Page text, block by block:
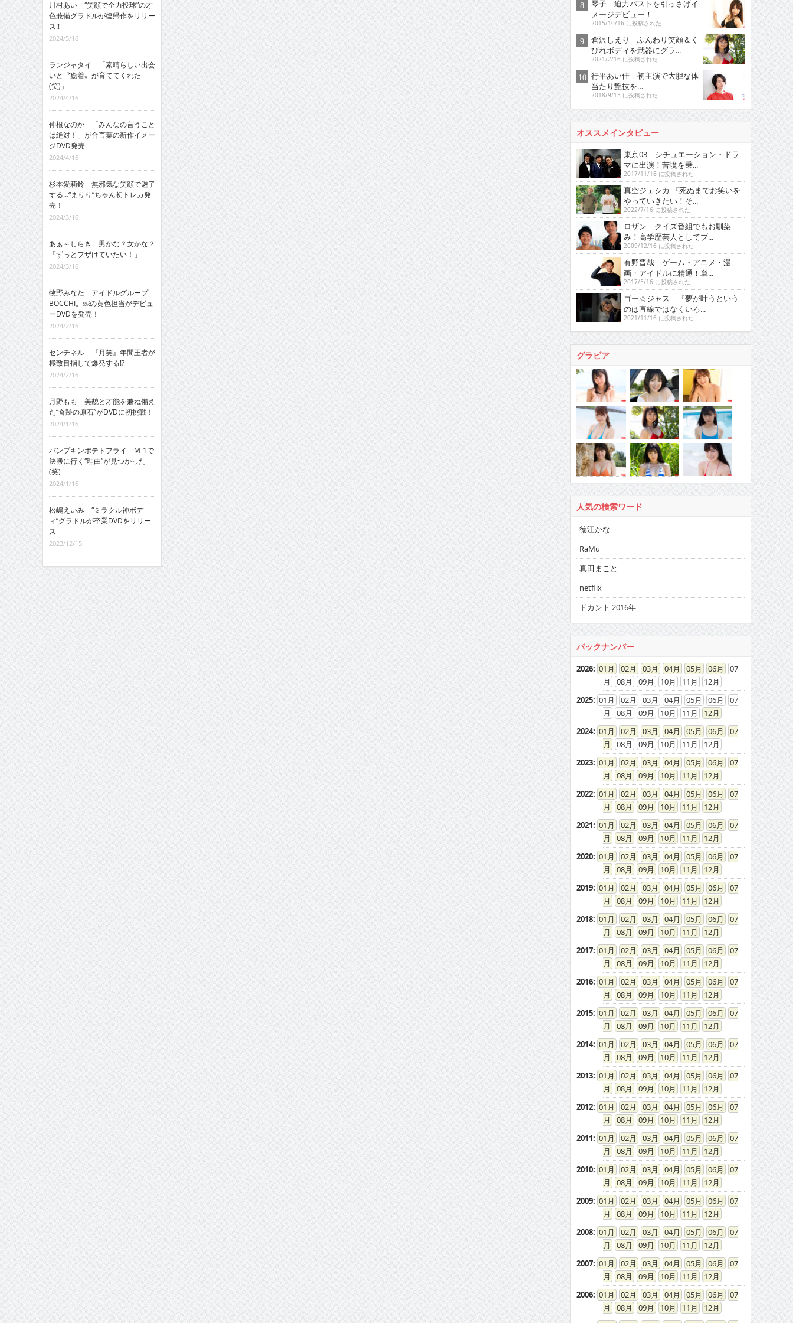
川村あい “笑顔で全力投球”の才
色兼備グラドルが復帰作をリリー
ス!!
2024/5/16
ランジャタイ 「素晴らしい出会
いと〝癒着〟が育ててくれた
(笑)」
2024/4/16
仲根なのか 「みんなの言うこと
は絶対！」が合言葉の新作イメー
ジDVD発売
2024/4/16
杉本愛莉鈴 無邪気な笑顔で魅了
する…“まりり”ちゃん初トレカ発
売！
2024/3/16
あぁ～しらき 男かな？女かな？
「ずっとフザけていたい！」
2024/3/16
牧野みなた アイドルグループ
BOCCHI。￼の黄色担当がデビュ
ーDVDを発売！
2024/2/16
センチネル 『月笑』年間王者が
極致目指して爆発する!?
2024/2/16
月野もも 美貌と才能を兼ね備え
た“奇跡の原石”がDVDに初挑戦！
2024/1/16
パンプキンポテトフライ M-1で
決勝に行く“理由”が見つかった
(笑)
2024/1/16
松嶋えいみ “ミラクル神ボデ
ィ”グラドルが卒業DVDをリリー
ス
2023/12/15
琴子 迫力バストを引っさげイ
メージデビュー！
2015/10/16 に投稿された
倉沢しえり ふんわり笑顔＆く
びれボディを武器にグラ...
2021/2/16 に投稿された
行平あい佳 初主演で大胆な体
当たり艶技を…
2018/9/15 に投稿された
オススメインタビュー
東京03 シチュエーション・ドラ
マに出演！苦境を乗...
2017/11/16 に投稿された
真空ジェシカ 『死ぬまでお笑いを
やっていきたい！そ...
2022/7/16 に投稿された
ロザン クイズ番組でもお馴染
み！高学歴芸人としてブ...
2009/12/16 に投稿された
有野晋哉 ゲーム・アニメ・漫
画・アイドルに精通！単...
2017/5/16 に投稿された
ゴー☆ジャス 『夢が叶うという
のは直線ではなくいろ...
2021/11/16 に投稿された
グラビア
人気の検索ワード
徳江かな
RaMu
真田まこと
netflix
ドカント 2016年
バックナンバー
2026: 01 02 03 04 05 06
07
08
09 10 11
12
2025: 01 02 03 04 05 06
07
08
09 10 11
12
2024: 01 02 03 04 05 06
07
08
09 10 11
12
2023: 01 02 03 04 05 06
07
08
09 10 11
12
2022: 01 02 03 04 05 06
07
08
09 10 11
12
2021: 01 02 03 04 05 06
07
08
09 10 11
12
2020: 01 02 03 04 05 06
07
08
09 10 11
12
2019: 01 02 03 04 05 06
07
08
09 10 11
12
2018: 01 02 03 04 05 06
07
08
09 10 11
12
2017: 01 02 03 04 05 06
07
08
09 10 11
12
2016: 01 02 03 04 05 06
07
08
09 10 11
12
2015: 01 02 03 04 05 06
07
08
09 10 11
12
2014: 01 02 03 04 05 06
07
08
09 10 11
12
2013: 01 02 03 04 05 06
07
08
09 10 11
12
2012: 01 02 03 04 05 06
07
08
09 10 11
12
2011: 01 02 03 04 05 06
07
08
09 10 11
12
2010: 01 02 03 04 05 06
07
08
09 10 11
12
2009: 01 02 03 04 05 06
07
08
09 10 11
12
2008: 01 02 03 04 05 06
07
08
09 10 11
12
2007: 01 02 03 04 05 06
07
08
09 10 11
12
2006: 01 02 03 04 05 06
07
08
09 10 11
12